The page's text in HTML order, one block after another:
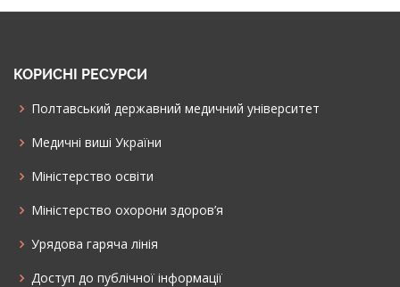
КОРИСНІ РЕСУРСИ
Полтавський державний медичний університет
Медичні виші України
Міністерство освіти
Міністерство охорони здоров’я
Урядова гаряча лінія
Доступ до публічної інформації